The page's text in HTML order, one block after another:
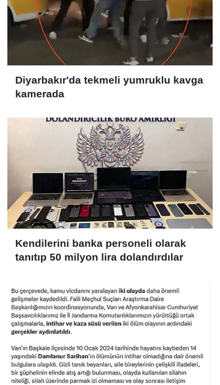
Diyarbakır'da tekmeli yumruklu kavga
kamerada
Kendilerini banka personeli olarak
tanıtıp 50 milyon lira dolandırdılar